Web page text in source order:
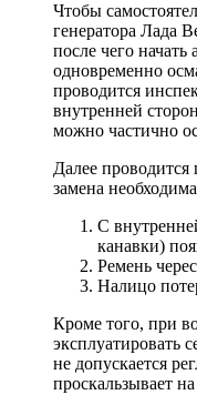
Чтобы
генератора Лада
после чего начать
одновременно
проводится
внутренней
можно частично
Далее
замена
С
канавки)
Ремень
Налицо
Кроме того, при
эксплуатировать
не допускается
проскальзывает